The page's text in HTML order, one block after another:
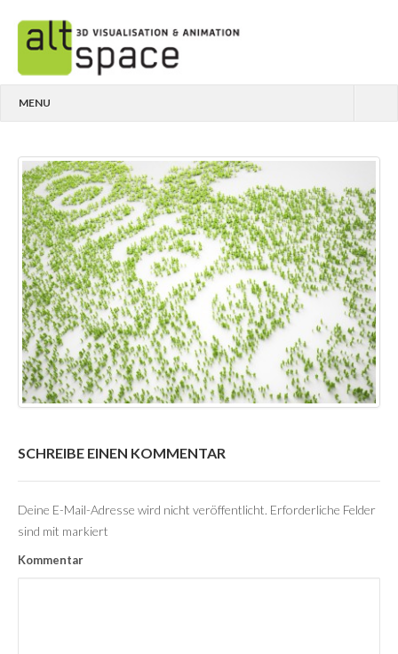
MENU
MEDIZIN
ANIMATIONEN
ÜBER UNS
KONTAKT
IMPRESSUM
SCHREIBE EINEN KOMMENTAR
Deine E-Mail-Adresse wird nicht veröffentlicht. Erforderliche Felder
sind mit markiert
Kommentar